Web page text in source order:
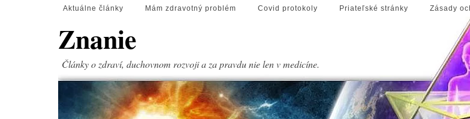
Aktuálne články Mám zdravotný problém Covid protokoly Priateľské stránky Zásady
Znanie
Články o zdraví, duchovnom rozvoji a za pravdu nie len v medicíne.